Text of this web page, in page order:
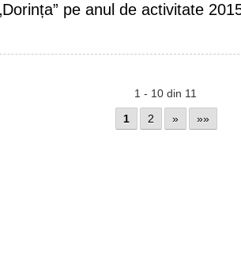
pe anul de activitate
1 - 10 din 11
1
2 » »»